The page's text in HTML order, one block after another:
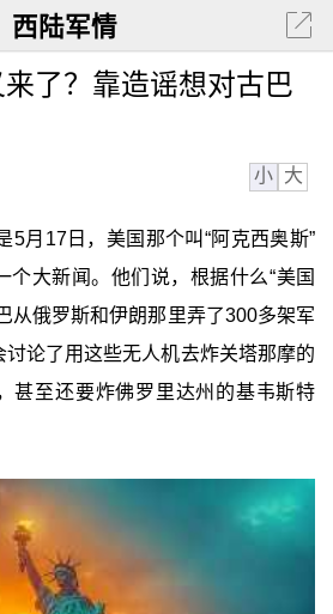
西陆军情
来了？靠造谣想对古巴
小 大
5月17日，美国那个叫“阿克西奥斯”
个大新闻。他们说，根据什么“美国
从俄罗斯和伊朗那里弄了300多架军
论了用这些无人机去炸关塔那摩的
甚至还要炸佛罗里达州的基韦斯特